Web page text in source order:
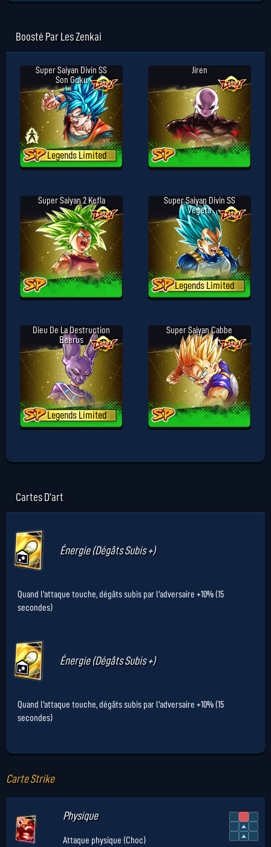
Boosté Par Les Zenkai
Super Saiyan Divin SS
Son Goku
Legends Limited
Jiren
Super Saiyan 2 Kefla
Super Saiyan Divin SS
Vegeta
Legends Limited
Dieu De La Destruction
Beerus
Legends Limited
Super Saiyan Cabbe
Cartes D'art
Énergie (Dégâts Subis +)
Quand l'attaque touche, dégâts subis par l'adversaire +10% (15
secondes)
Énergie (Dégâts Subis +)
Quand l'attaque touche, dégâts subis par l'adversaire +10% (15
secondes)
Carte Strike
Physique
Attaque physique (Choc)